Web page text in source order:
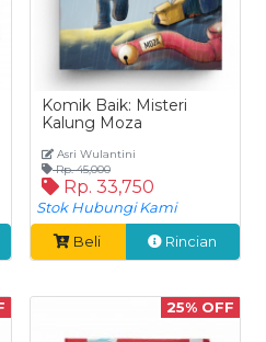
Komik Baik: Misteri
Kalung Moza
Asri Wulantini
Rp. 45,000
Rp. 33,750
Stok Hubungi Kami
Beli
Rincian
25% OFF